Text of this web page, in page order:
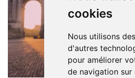
cookies
Nous utilisons
d'autres
pour améliorer
de navigation